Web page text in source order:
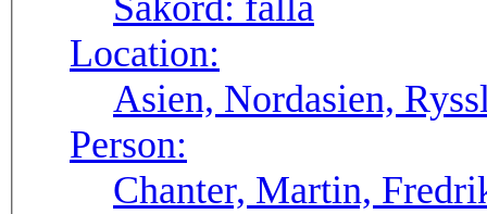
Location:
Asien, Nordasien,
Person:
Chanter, Martin,